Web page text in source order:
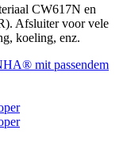
CW617N en
Afsluiter voor vele
koeling, enz.